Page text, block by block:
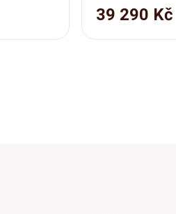
39 290 Kč